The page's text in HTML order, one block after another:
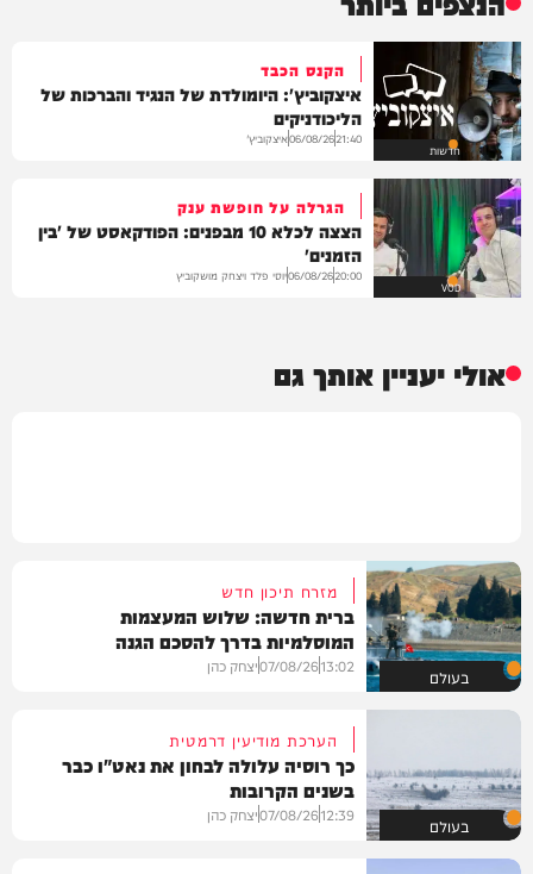
חדשות
הקנס הכבד
איצקוביץ': היומולדת של הנגיד והברכות של
הליכודניקים
21:40
06/08/26איצקוביץ'
VOD
הגרלה על חופשת ענק
הצצה לכלא 10 מבפנים: הפודקאסט של 'בין
הזמנים'
20:00
06/08/26יוסי פלד ויצחק מושקוביץ
אולי יעניין אותך גם
בעולם
מזרח תיכון חדש
ברית חדשה: שלוש המעצמות
המוסלמיות בדרך להסכם הגנה
13:02
07/08/26יצחק כהן
בעולם
הערכת מודיעין דרמטית
כך רוסיה עלולה לבחון את נאט"ו כבר
בשנים הקרובות
12:39
07/08/26יצחק כהן